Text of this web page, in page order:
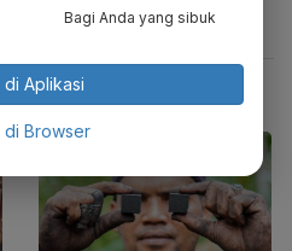
Bagi Anda yang sibuk
di Aplikasi
di Browser